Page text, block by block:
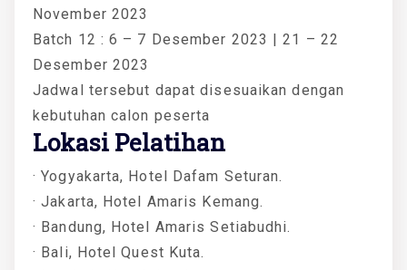
November 2023
Batch 12 : 6 – 7 Desember 2023 | 21 – 22
Desember 2023
Jadwal tersebut dapat disesuaikan dengan
kebutuhan calon peserta
Lokasi Pelatihan
· Yogyakarta, Hotel Dafam Seturan.
· Jakarta, Hotel Amaris Kemang.
· Bandung, Hotel Amaris Setiabudhi.
· Bali, Hotel Quest Kuta.